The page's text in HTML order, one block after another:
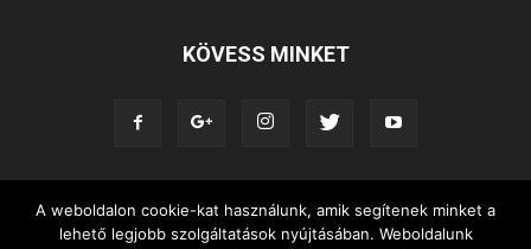
KÖVESS MINKET
KÖZÉLET KÖZÖSSÉGEK
SZABADIDŐ
NEMZETISÉG, HELYTÖRTÉNET
RIPORTOK
A weboldalon cookie-kat használunk, amik segítenek minket a
lehető legjobb szolgáltatások nyújtásában. Weboldalunk